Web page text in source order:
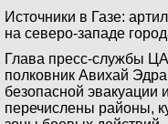
Источники в Газе:
на северо-западе
Глава пресс-службы
полковник Авихай
безопасной эвакуации
перечислены районы,